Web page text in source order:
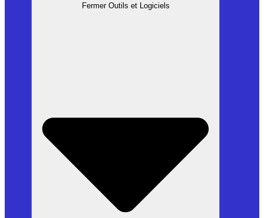
Fermer Outils et Logiciels